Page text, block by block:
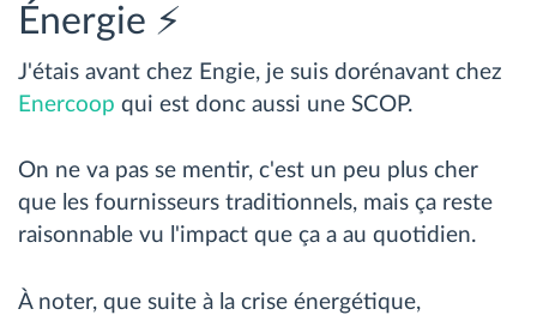
Énergie ⚡
J'étais avant chez Engie, je suis dorénavant chez
Enercoop qui est donc aussi une SCOP.
On ne va pas se mentir, c'est un peu plus cher
que les fournisseurs traditionnels, mais ça reste
raisonnable vu l'impact que ça a au quotidien.
À noter, que suite à la crise énergétique,